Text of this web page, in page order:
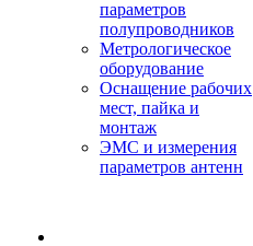
параметров
полупроводников
Метрологическое
оборудование
Оснащение рабочих
мест, пайка и
монтаж
ЭМС и измерения
параметров антенн